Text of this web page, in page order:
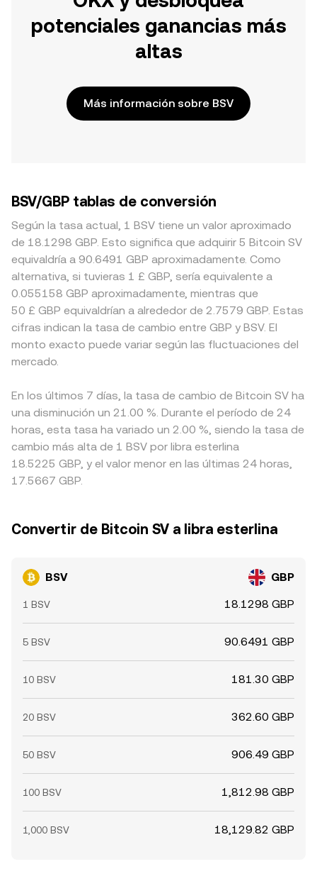
potenciales ganancias más
altas
Más información sobre BSV
BSV/GBP tablas de conversión
Según la tasa actual, 1 BSV tiene un valor aproximado
de 18.1298 GBP. Esto significa que adquirir 5 Bitcoin SV
equivaldría a 90.6491 GBP aproximadamente. Como
alternativa, si tuvieras 1 £ GBP, sería equivalente a
0.055158 GBP aproximadamente, mientras que
50 £ GBP equivaldrían a alrededor de 2.7579 GBP. Estas
cifras indican la tasa de cambio entre GBP y BSV. El
monto exacto puede variar según las fluctuaciones del
mercado.
En los últimos 7 días, la tasa de cambio de Bitcoin SV ha
una disminución un 21.00 %. Durante el período de 24
horas, esta tasa ha variado un 2.00 %, siendo la tasa de
cambio más alta de 1 BSV por libra esterlina
18.5225 GBP, y el valor menor en las últimas 24 horas,
17.5667 GBP.
Convertir de Bitcoin SV a libra esterlina
BSV GBP
1 BSV 18.1298 GBP
5 BSV 90.6491 GBP
10 BSV 181.30 GBP
20 BSV 362.60 GBP
50 BSV 906.49 GBP
100 BSV 1,812.98 GBP
1,000 BSV 18,129.82 GBP